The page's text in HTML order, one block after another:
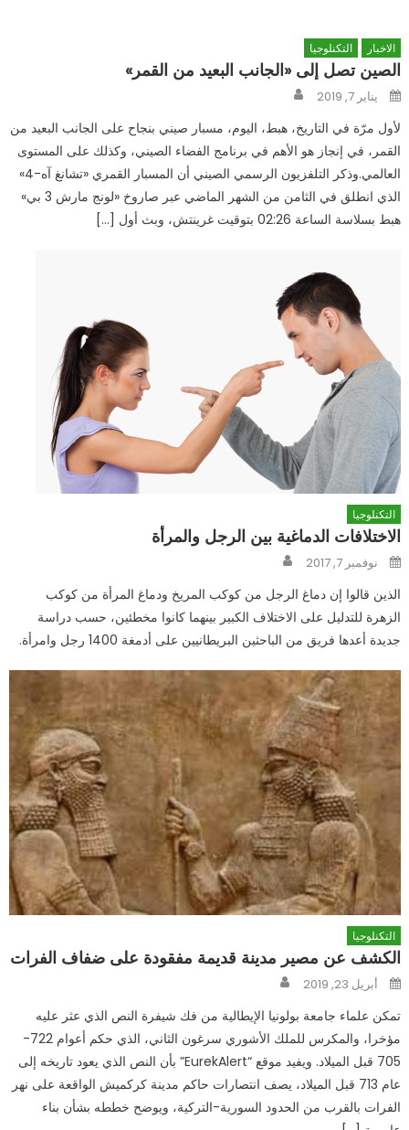
الاخبار التكنلوجيا
الصين تصل إلى «الجانب البعيد من القمر»
Posted
onيناير 7, 2019
لأول مرّة في التاريخ، هبط، اليوم، مسبار صيني بنجاح على الجانب البعيد من
القمر، في إنجاز هو الأهم في برنامج الفضاء الصيني، وكذلك على المستوى
العالمي.وذكر التلفزيون الرسمي الصيني أن المسبار القمري «تشانغ آه-4»
الذي انطلق في الثامن من الشهر الماضي عبر صاروخ «لونج مارش 3 بي»
هبط بسلاسة الساعة 02:26 بتوقيت غرينتش، وبث أول […]
التكنلوجيا
الاختلافات الدماغية بين الرجل والمرأة
Posted
onنوفمبر 7, 2017
الذين قالوا إن دماغ الرجل من كوكب المريخ ودماغ المرأة من كوكب
الزهرة للتدليل على الاختلاف الكبير بينهما كانوا مخطئين، حسب دراسة
جديدة أعدها فريق من الباحثين البريطانيين على أدمغة 1400 رجل وامرأة.
التكنلوجيا
الكشف عن مصير مدينة قديمة مفقودة على ضفاف الفرات
Posted
onأبريل 23, 2019
تمكن علماء جامعة بولونيا الإيطالية من فك شيفرة النص الذي عثر عليه
مؤخرا، والمكرس للملك الأشوري سرغون الثاني، الذي حكم أعوام 722-
705 قبل الميلاد. ويفيد موقع “EurekAlert” بأن النص الذي يعود تاريخه إلى
عام 713 قبل الميلاد، يصف انتصارات حاكم مدينة كركميش الواقعة على نهر
الفرات بالقرب من الحدود السورية-التركية، ويوضح خططه بشأن بناء